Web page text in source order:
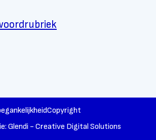
Copyright
Glendi - Creative Digital Solutions